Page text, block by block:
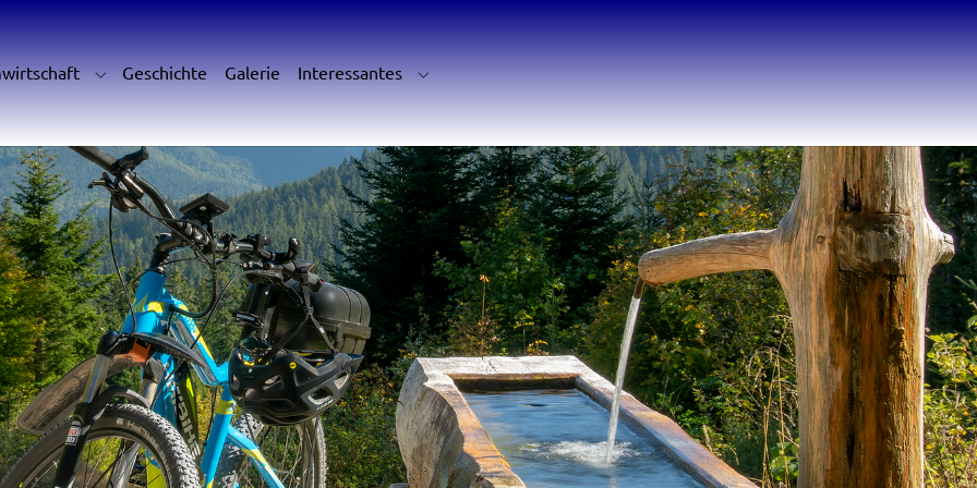
Submenu for "Almwirtschaft"
Geschichte Galerie Interessantes Submenu for "Interessantes"